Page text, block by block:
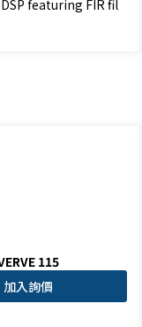
featuring FIR fil
115
加入詢價